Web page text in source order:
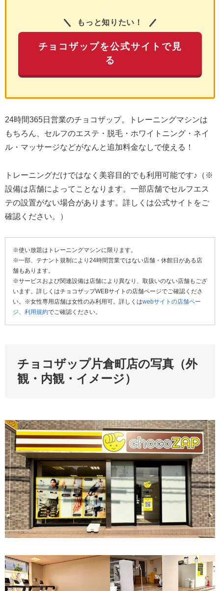
もっと知りたい！
チョコザップを公式サイトで見
る
24時間365日営業のチョコザップ。トレーニングマシンは
もちろん、セルフのエステ・脱毛・ホワイトニング・ネイ
ル・マッサージなどがなんと追加料金なしで使える！
トレーニングだけではなく美容目的でも利用可能です♪（※
設備は店舗によってことなります。一部店舗でセルフエス
テの設置がない場合があります。詳しくは公式サイトをご
確認ください。）
※使い放題はトレーニングマシンに限ります。
※一部、テナント規制により24時間営業ではない店舗・休館日がある店
舗もあります。
※サービスおよび関連設備は店舗により異なり、取扱いのない店舗もござ
います。詳しくはチョコザップWEBサイトの店舗ページでご確認くださ
い。※女性専用店舗は女性のみ利用可。詳しくはwebサイトの店舗ペー
ジ、 利用規約でご確認ください。
チョコザップ片倉町店の写真（外
観・内観・イメージ）